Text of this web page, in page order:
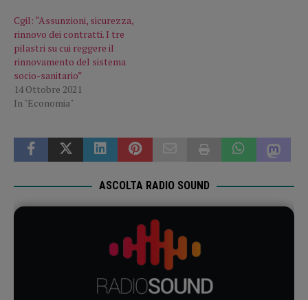
Cgil: “Assunzioni, sicurezza,
rinnovo dei contratti. I tre
pilastri su cui reggere il
rinnovamento del sistema
socio-sanitario”
14 Ottobre 2021
In "Economia"
ASCOLTA RADIO SOUND